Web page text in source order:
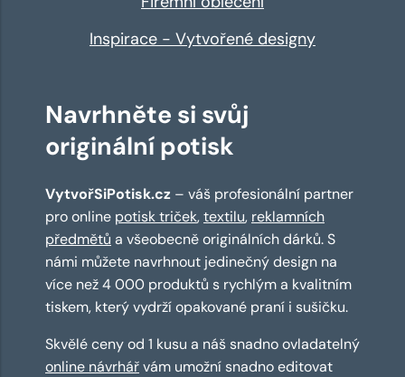
Inspirace - Vytvořené designy
Navrhněte si svůj
originální potisk
VytvořSiPotisk.cz – váš profesionální partner
pro online potisk triček,textilu, reklamních
předmětů a všeobecně originálních dárků. S
námi můžete navrhnout jedinečný design na
více než 4 000 produktů s rychlým a kvalitním
tiskem, který vydrží opakované praní i sušičku.
Skvělé ceny od 1 kusu a náš snadno ovladatelný
online návrhářvám umožní snadno editovat